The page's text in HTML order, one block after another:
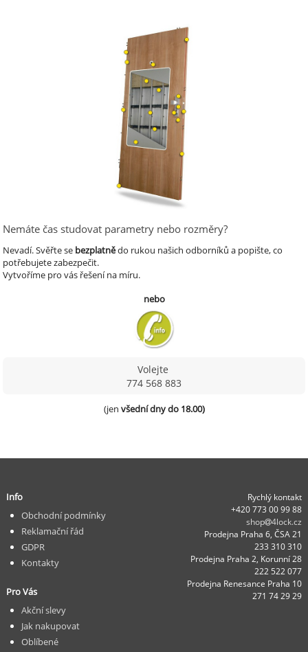
Nemáte čas studovat parametry nebo rozměry?
Nevadí.Svěřte se bezplatnědo rukou našich odborníků a popište, co
potřebujete zabezpečit.
Vytvoříme pro vás řešení na míru.
nebo
Volejte
774 568 883
(jen všední dny do 18.00)
Rychlý kontakt
+420 773 00 99 88
shop
4lock.cz
Prodejna Praha 6, ČSA 21
233 310 310
Prodejna Praha 2, Korunní 28
222 522 077
Prodejna Renesance Praha 10
271 74 29 29
Info
Obchodní podmínky
Reklamační řád
GDPR
Kontakty
Pro Vás
Akční slevy
Jak nakupovat
Oblíbené